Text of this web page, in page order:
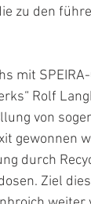
zu den
mit
Rolf
von
gewonnen
durch
Ziel